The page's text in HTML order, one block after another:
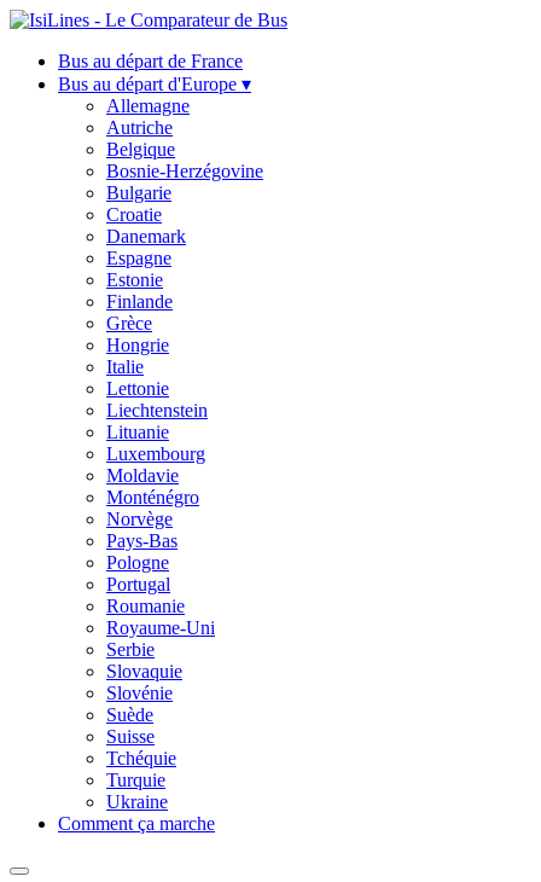
Bus au départ de France
Bus au départ d'Europe ▾
Allemagne
Autriche
Belgique
Bosnie-Herzégovine
Bulgarie
Croatie
Danemark
Espagne
Estonie
Finlande
Grèce
Hongrie
Italie
Lettonie
Liechtenstein
Lituanie
Luxembourg
Moldavie
Monténégro
Norvège
Pays-Bas
Pologne
Portugal
Roumanie
Royaume-Uni
Serbie
Slovaquie
Slovénie
Suède
Suisse
Tchéquie
Turquie
Ukraine
Comment ça marche